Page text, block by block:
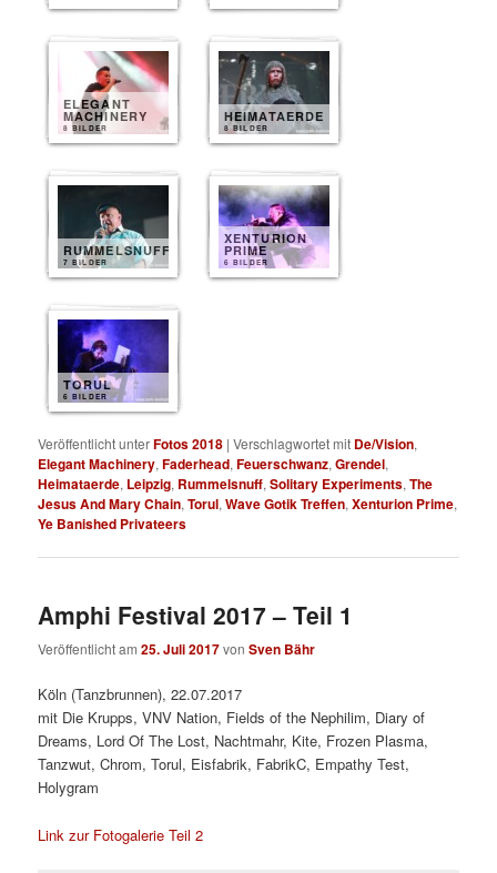
ELEGANT
MACHINERY
8 BILDER
HEIMATAERDE
8 BILDER
RUMMELSNUFF
7 BILDER
XENTURION
PRIME
6 BILDER
TORUL
6 BILDER
Veröffentlicht unterFotos 2018 |Verschlagwortet mit De/Vision,
Elegant Machinery,Faderhead,Feuerschwanz,Grendel,
Heimataerde, Leipzig, Rummelsnuff,Solitary Experiments,The
Jesus And Mary Chain,Torul,Wave Gotik Treffen,Xenturion Prime,
Ye Banished Privateers
Amphi Festival 2017 – Teil 1
Veröffentlicht am25. Juli 2017vonSven Bähr
Köln (Tanzbrunnen), 22.07.2017
mit Die Krupps, VNV Nation, Fields of the Nephilim, Diary of
Dreams, Lord Of The Lost, Nachtmahr, Kite, Frozen Plasma,
Tanzwut, Chrom, Torul, Eisfabrik, FabrikC, Empathy Test,
Holygram
Link zur Fotogalerie Teil 2